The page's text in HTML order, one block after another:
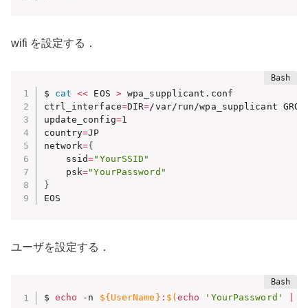
wifi を設定する．
$ cat << EOS > wpa_supplicant.conf
ctrl_interface=DIR=/var/run/wpa_supplicant
update_config=1
country=JP
network={
    ssid
="YourSSID"
    psk
="YourPassword"
}
EOS
ユーザを設定する．
$ echo -n ${UserName} : $( echo 'YourPassword'